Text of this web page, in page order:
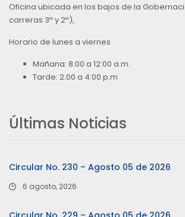
Oficina ubicada en los bajos de la
carreras 3ª y 2ª),
Horario de lunes a viernes
Mañana: 8:00 a 12:00 a.m.
Tarde: 2:00 a 4:00 p.m
Últimas Noticias
Circular No. 230 – Agosto 05 de 2026
6 agosto, 2026